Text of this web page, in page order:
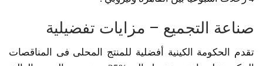
صناعة التجميع – مزايات تفضيلية
تقدم الحكومة الكينية أفضلية للمنتج المحلى فى المناقصات